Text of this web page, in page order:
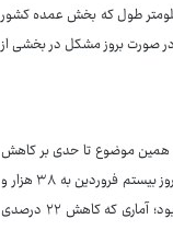
طول که بخش عمده کشور
صورت بروز مشکل در بخشی از
همین موضوع تا حدی بر کاهش
مصرف برق تاثیر گذاشته است. بر اساس آمار رسمی، بیشینه تقاضای مصرف برق کشور در هفته سوم سال ۱۴۰۵ و در روز بیستم فروردین به ۳۸ هزار و
۷۵۵ مگاوات رسید؛ این در حالی است که در مدت مشابه سال گذشته مصرف برق به ۴۹ هزار و ۸۱۷ مگاوات رسیده بود؛ آماری که کاهش ۲۲ درصدی